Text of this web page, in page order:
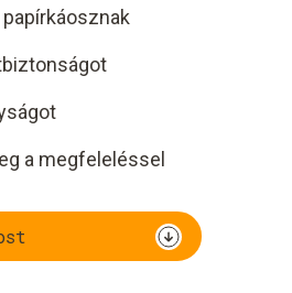
a megfeleléssel